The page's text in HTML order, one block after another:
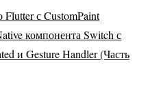
Flutter с CustomPaint
компонента Switch с
и Gesture Handler (Часть